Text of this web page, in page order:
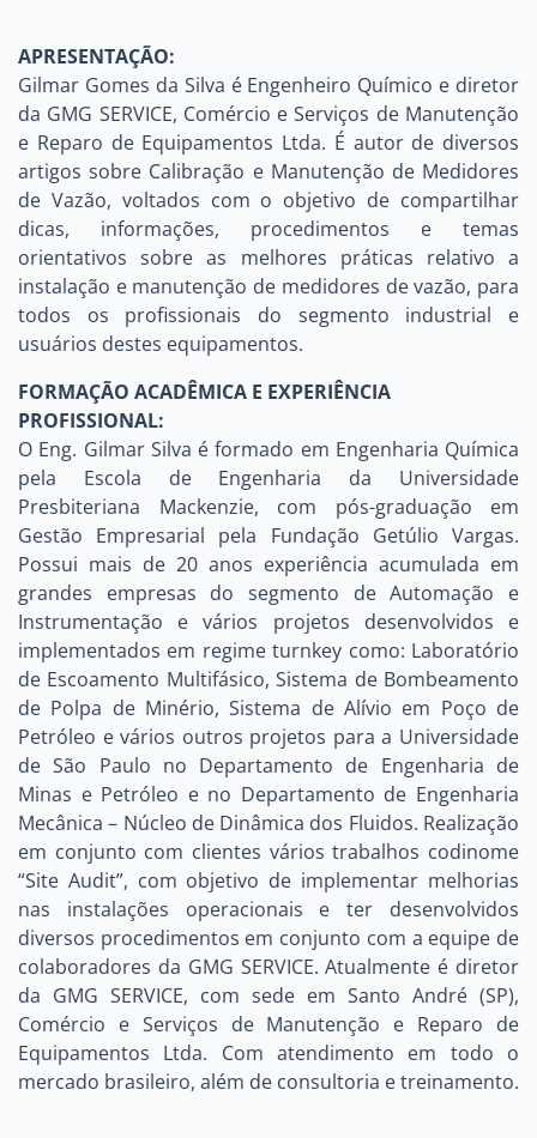
APRESENTAÇÃO:
Gilmar Gomes da Silva é Engenheiro Químico e diretor
da GMG SERVICE, Comércio e Serviços de Manutenção
e Reparo de Equipamentos Ltda. É autor de diversos
artigos sobre Calibração e Manutenção de Medidores
de Vazão, voltados com o objetivo de compartilhar
dicas, informações, procedimentos e temas
orientativos sobre as melhores práticas relativo a
instalação e manutenção de medidores de vazão, para
todos os profissionais do segmento industrial e
usuários destes equipamentos.
FORMAÇÃO ACADÊMICA E EXPERIÊNCIA
PROFISSIONAL:
O Eng. Gilmar Silva é formado em Engenharia Química
pela Escola de Engenharia da Universidade
Presbiteriana Mackenzie, com pós-graduação em
Gestão Empresarial pela Fundação Getúlio Vargas.
Possui mais de 20 anos experiência acumulada em
grandes empresas do segmento de Automação e
Instrumentação e vários projetos desenvolvidos e
implementados em regime turnkey como: Laboratório
de Escoamento Multifásico, Sistema de Bombeamento
de Polpa de Minério, Sistema de Alívio em Poço de
Petróleo e vários outros projetos para a Universidade
de São Paulo no Departamento de Engenharia de
Minas e Petróleo e no Departamento de Engenharia
Mecânica – Núcleo de Dinâmica dos Fluidos. Realização
em conjunto com clientes vários trabalhos codinome
“Site Audit”, com objetivo de implementar melhorias
nas instalações operacionais e ter desenvolvidos
diversos procedimentos em conjunto com a equipe de
colaboradores da GMG SERVICE. Atualmente é diretor
da GMG SERVICE, com sede em Santo André (SP),
Comércio e Serviços de Manutenção e Reparo de
Equipamentos Ltda. Com atendimento em todo o
mercado brasileiro, além de consultoria e treinamento.